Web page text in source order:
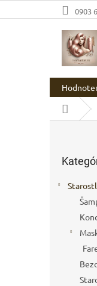
na
0903
kategórie